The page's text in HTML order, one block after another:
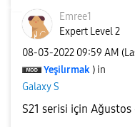
Emree1
Expert Level 2
‎08-03-2022 09:59 AM
Yeşilırmak ) in
Galaxy S
S21 serisi için Ağustos